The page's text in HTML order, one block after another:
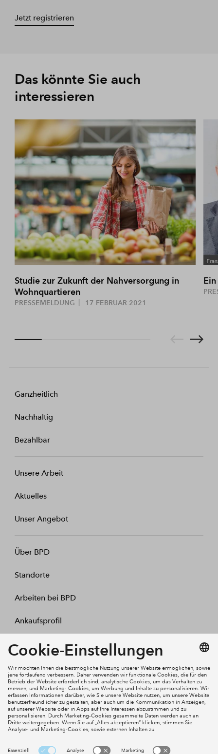
Jetzt registrieren
Das könnte Sie auch
interessieren
Studie zur Zukunft der Nahversorgung in
Wohnquartieren
PRESSEMELDUNG 17 FEBRUAR 2021
Ganzheitlich
Nachhaltig
Bezahlbar
Unsere Arbeit
Aktuelles
Unser Angebot
Über BPD
Standorte
Arbeiten bei BPD
Ankaufsprofil
Kontakt
Mein Konto
Social Media